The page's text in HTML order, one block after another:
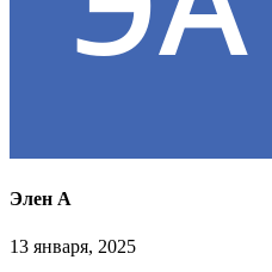
Элен А
13 января, 2025